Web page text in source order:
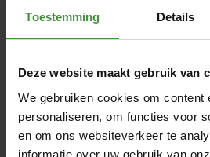
Toestemming Details
Deze website maakt gebruik van
We gebruiken cookies om content
personaliseren, om functies voor
en om ons websiteverkeer te
informatie over uw gebruik van
- viaKiyoh
Over TENA Fix XXXL- 5
Deze wasbare elastische broekjes